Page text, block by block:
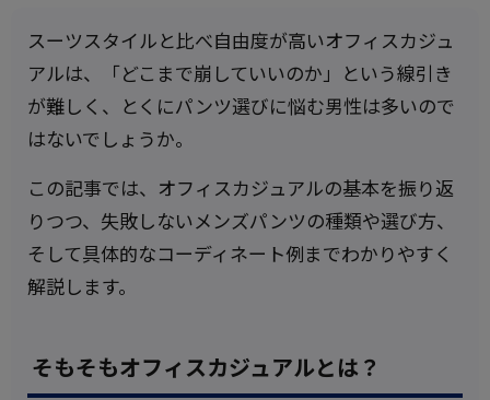
スーツスタイルと比べ自由度が高いオフィスカジュ
アルは、「どこまで崩していいのか」という線引き
が難しく、とくにパンツ選びに悩む男性は多いので
はないでしょうか。
この記事では、オフィスカジュアルの基本を振り返
りつつ、失敗しないメンズパンツの種類や選び方、
そして具体的なコーディネート例までわかりやすく
解説します。
そもそもオフィスカジュアルとは？